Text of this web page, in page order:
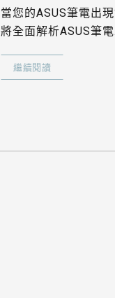
當您的ASUS筆電出
將全面解析ASUS筆電
繼續閱讀